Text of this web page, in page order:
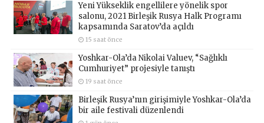
Yeni Yükseklik engellilere yönelik spor
salonu, 2021 Birleşik Rusya Halk Programı
kapsamında Saratov’da açıldı
15 saat önce
Yoshkar-Ola’da Nikolai Valuev, “Sağlıklı
Cumhuriyet” projesiyle tanıştı
19 saat önce
Birleşik Rusya’nın girişimiyle Yoshkar-Ola’da
bir aile festivali düzenlendi